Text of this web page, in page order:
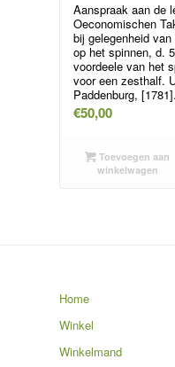
Aanspraak aan de
Oeconomischen
bij gelegenheid
op het spinnen, d.
voordeele van het
voor een zesthalf.
Paddenburg, [1781].
€50,00
Toevoegen aan
winkelwagen
Home
Winkel
Winkelmand